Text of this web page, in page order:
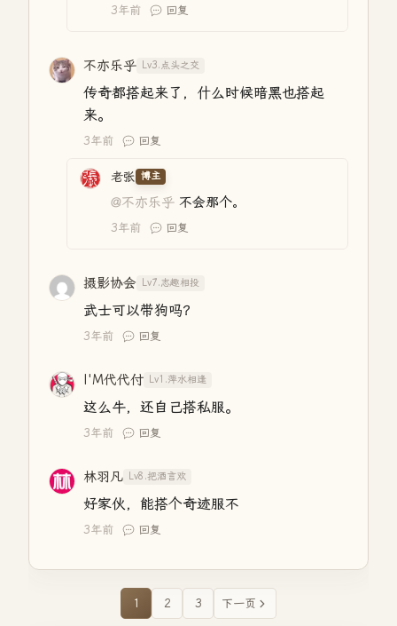
3年前 回复
不亦乐乎 Lv3.点头之交
传奇都搭起来了，什么时候暗黑也搭起
来。
3年前 回复
老张 博主
@不亦乐乎 不会那个。
3年前 回复
摄影协会 Lv7.志趣相投
武士可以带狗吗？
3年前 回复
I'M代代付 Lv1.萍水相逢
这么牛，还自己搭私服。
3年前 回复
林羽凡 Lv8.把酒言欢
好家伙，能搭个奇迹服不
3年前 回复
1 2 3 下一页